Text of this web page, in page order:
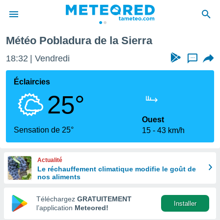
de
en
Météo Pobladura de la Sierra
18:32 Vendredi ...
Éclaircies
25°
Sensation de 25°
Ouest
15
43 km/h
Actualité
Le réchauffement climatique modifie le goût de
nos aliments
Téléchargez GRATUITEMENT
l’application Meteored!
Installer